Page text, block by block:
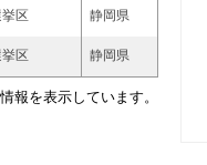
区 静岡県
区 静岡県
報を表示しています。